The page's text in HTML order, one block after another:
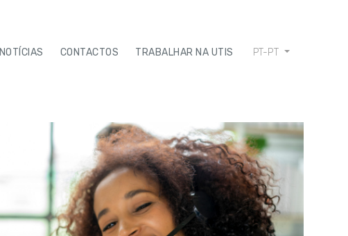
NOTÍCIAS CONTACTOS TRABALHAR NA UTIS PT-PT